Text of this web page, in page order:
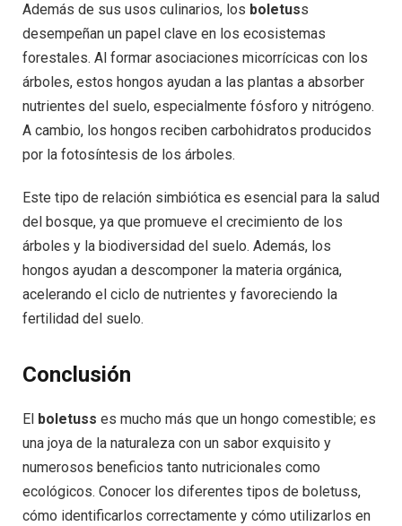
Además de sus usos culinarios, los boletuss
desempeñan un papel clave en los ecosistemas
forestales. Al formar asociaciones micorrícicas con los
árboles, estos hongos ayudan a las plantas a absorber
nutrientes del suelo, especialmente fósforo y nitrógeno.
A cambio, los hongos reciben carbohidratos producidos
por la fotosíntesis de los árboles.
Este tipo de relación simbiótica es esencial para la salud
del bosque, ya que promueve el crecimiento de los
árboles y la biodiversidad del suelo. Además, los
hongos ayudan a descomponer la materia orgánica,
acelerando el ciclo de nutrientes y favoreciendo la
fertilidad del suelo.
Conclusión
El boletuss es mucho más que un hongo comestible; es
una joya de la naturaleza con un sabor exquisito y
numerosos beneficios tanto nutricionales como
ecológicos. Conocer los diferentes tipos de boletuss,
cómo identificarlos correctamente y cómo utilizarlos en